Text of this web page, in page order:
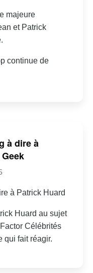
majeure
et Patrick
continue de
à dire à
à Patrick Huard
Huard au sujet
Célébrités
qui fait réagir.